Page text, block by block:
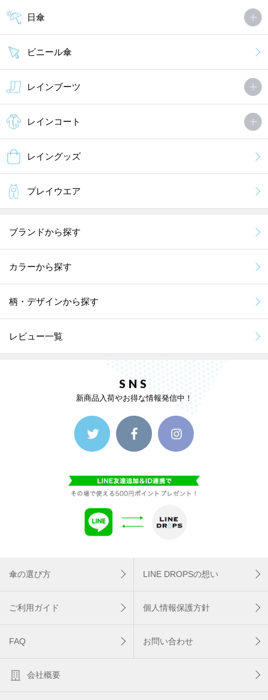
日傘
ビニール傘
レインブーツ
レインコート
レイングッズ
プレイウエア
ブランドから探す
カラーから探す
柄・デザインから探す
レビュー一覧
SNS
新商品入荷やお得な情報発信中！
傘の選び方 LINE DROPSの想い
ご利用ガイド 個人情報保護方針
FAQ お問い合わせ
会社概要